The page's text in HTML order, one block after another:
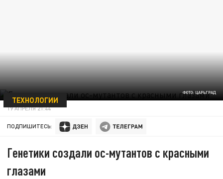
ФОТО: ЦАРЬГРАД
ТЕХНОЛОГИИ
19 АПРЕЛЯ 21:44
ПОДПИШИТЕСЬ:
Генетики создали ос-мутантов с красными
глазами